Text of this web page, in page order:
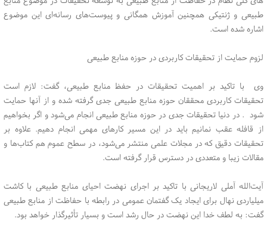
طبیعی و ژنتیکی همچنین آموزش همگانی و پیوست‌های رسانه‌ای این موضوع
اشاره شده است.
لزوم حمایت از تحقیقات کاربردی در حوزه منابع طبیعی
وی با تاکید بر اهمیت تحقیقات در حفظ منابع طبیعی، گفت: لازم است
تحقیقات کاربردی محققان حوزه منابع طبیعی جدی گرفته شده و از آنها حمایت
شود . در دنیا تحقیقات جدی در حوزه منابع طبیعی انجام می‌شود و اگر بخواهیم
از قافله عقب نمانیم باید در این مسیر کارهای مهمی انجام دهیم. علاوه بر
تحقیقات دقیق که در مجلات علمی منتشر می‌شود، در سطح عموم هم کتاب‌ها و
مقالات زیبا و متعددی در دسترس قرار گرفته است.
آیت‌الله آملی لاریجانی با تاکید بر اجرای نهضت احیای منابع طبیعی با کاشت
میلیاردی نهال برای ایجاد یک گفتمان عمومی در رابطه با حفاظت از منابع طبیعی
گفت: به لطف خدا این نهضت در حال رشد است و بسیار تأثیرگذار خواهد بود.